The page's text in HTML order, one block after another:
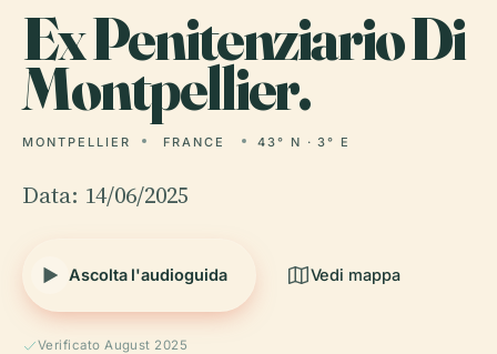
ExPenitenziario Di
Montpellier.
MONTPELLIER FRANCE 43° N · 3° E
Data: 14/06/2025
Ascolta l'audioguida Vedi mappa
Verificato August 2025